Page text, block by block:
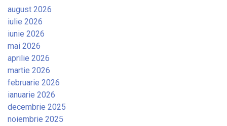
august 2026
iulie 2026
iunie 2026
mai 2026
aprilie 2026
martie 2026
februarie 2026
ianuarie 2026
decembrie 2025
noiembrie 2025